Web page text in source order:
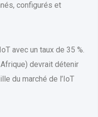
configurés et
avec un taux de 35 %.
devrait détenir
du marché de l’IoT